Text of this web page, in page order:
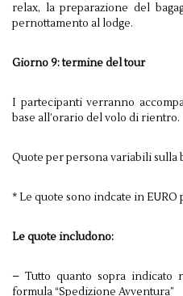
relax, la preparazione del
pernottamento al lodge.
Giorno 9: termine del tour
I partecipanti verranno
base all’orario del volo di rientro.
Quote per persona variabili sulla
* Le quote sono indcate in EURO
Le quote includono:
– Tutto quanto sopra indicato
formula “Spedizione Avventura”